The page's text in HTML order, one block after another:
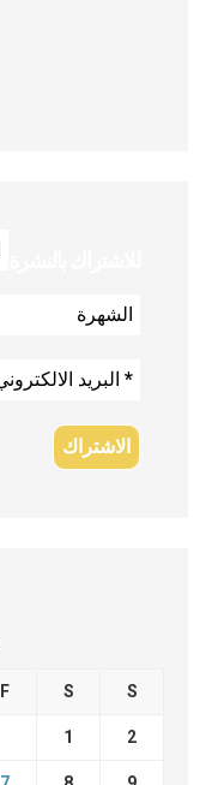
F S S
1 2